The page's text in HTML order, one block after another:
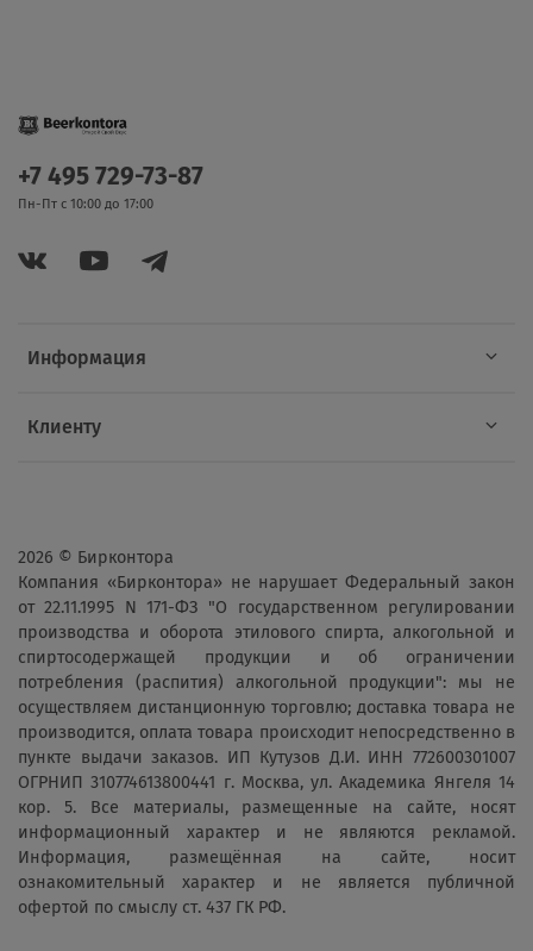
Информация
Клиенту
+7 495 729-73-87
Пн-Пт с 10:00 до 17:00
2026 © Бирконтора
Компания «Бирконтора» не нарушает Федеральный закон
от 22.11.1995 N 171-ФЗ "О государственном регулировании
производства и оборота этилового спирта, алкогольной и
спиртосодержащей продукции и об ограничении
потребления (распития) алкогольной продукции": мы не
осуществляем дистанционную торговлю; доставка товара не
производится, оплата товара происходит непосредственно в
пункте выдачи заказов. ИП Кутузов Д.И. ИНН 772600301007
ОГРНИП 310774613800441 г. Москва, ул. Академика Янгеля 14
кор. 5. Все материалы, размещенные на сайте, носят
информационный характер и не являются рекламой.
Информация, размещённая на сайте, носит
ознакомительный характер и не является публичной
офертой по смыслу ст. 437 ГК РФ.